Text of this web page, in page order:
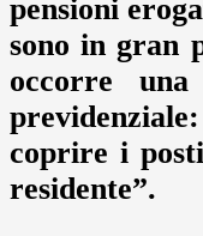
pensioni
sono in gran
occorre
coprire i
residente”.